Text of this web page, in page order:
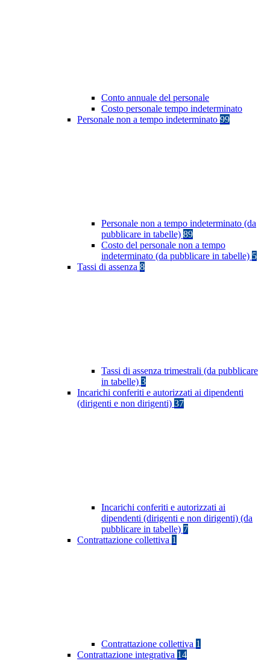
Conto annuale del personale
Costo personale tempo indeterminato
Personale non a tempo indeterminato 99
Personale non a tempo indeterminato (da
pubblicare in tabelle) 89
Costo del personale non a tempo
indeterminato (da pubblicare in tabelle) 5
Tassi di assenza 8
Tassi di assenza trimestrali (da pubblicare
in tabelle) 3
Incarichi conferiti e autorizzati ai dipendenti
(dirigenti e non dirigenti) 37
Incarichi conferiti e autorizzati ai
dipendenti (dirigenti e non dirigenti) (da
pubblicare in tabelle) 7
Contrattazione collettiva 1
Contrattazione collettiva 1
Contrattazione integrativa 14